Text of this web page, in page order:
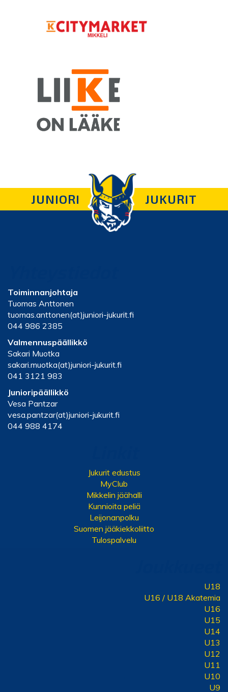
JUNIORI JUKURIT
Toiminnanjohtaja
Tuomas Anttonen
tuomas.anttonen(at)juniori-jukurit.fi
044 986 2385
Valmennuspäällikkö
Sakari Muotka
sakari.muotka(at)juniori-jukurit.fi
041 3121 983
Junioripäällikkö
Vesa Pantzar
vesa.pantzar(at)juniori-jukurit.fi
044 988 4174
Jukurit edustus
MyClub
Mikkelin jäähalli
Kunnioita peliä
Leijonanpolku
Suomen jääkiekkoliitto
Tulospalvelu
U18
U16 / U18 Akatemia
U16
U15
U14
U13
U12
U11
U10
U9